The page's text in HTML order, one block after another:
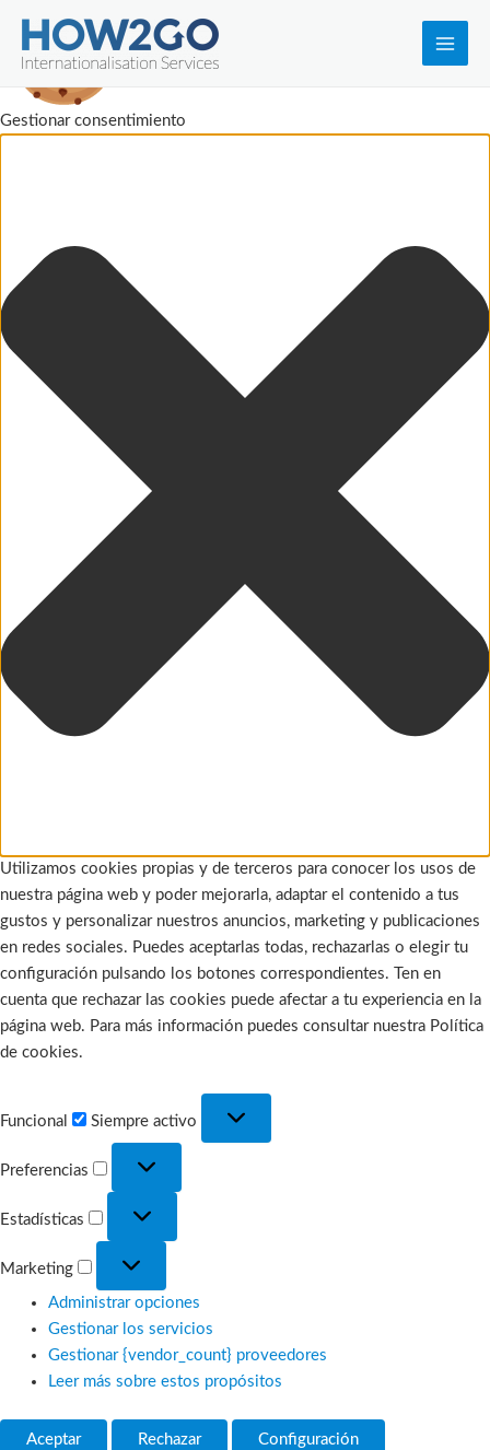
Gestionar consentimiento
Utilizamos cookies propias y de terceros para conocer los usos de
nuestra página web y poder mejorarla, adaptar el contenido a tus
gustos y personalizar nuestros anuncios, marketing y publicaciones
en redes sociales. Puedes aceptarlas todas, rechazarlas o elegir tu
configuración pulsando los botones correspondientes. Ten en
cuenta que rechazar las cookies puede afectar a tu experiencia en la
página web. Para más información puedes consultar nuestra Política
de cookies.
Funcional Siempre activo
Preferencias
Estadísticas
Marketing
Administrar opciones
Gestionar los servicios
Gestionar {vendor_count} proveedores
Leer más sobre estos propósitos
Aceptar Rechazar Configuración
Main